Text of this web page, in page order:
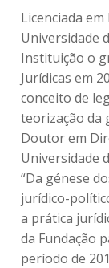
Licenciada
Universidade
Instituição o
Jurídicas em
conceito de
teorização da
Doutor em
Universidade
“Da génese
jurídico-
a prática
da Fundação
período de